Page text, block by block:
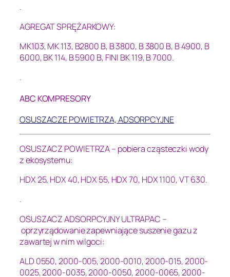
.
AGREGAT SPRĘŻARKOWY:
MK103, MK 113, B2800 B, B 3800, B 3800 B, B 4900, B
6000, BK 114, B 5900 B, FINI BK 119, B 7000.
.
ABC KOMPRESORY
OSUSZACZE POWIETRZA, ADSORPCYJNE
OSUSZACZ POWIETRZA – pobiera cząsteczki wody
z ekosystemu:
HDX 25, HDX 40, HDX 55, HDX 70, HDX 1100, VT 630.
.
OSUSZACZ ADSORPCYJNY ULTRAPAC –
oprzyrządowanie zapewniające suszenie gazu z
zawartej w nim wilgoci:
ALD 0550, 2000-005, 2000-0010, 2000-015, 2000-
0025, 2000-0035,2000-0050, 2000-0065, 2000-